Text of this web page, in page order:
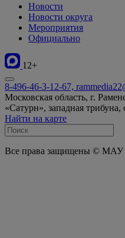
Новости
Новости округа
Мероприятия
Официально
12+
8-496-46-3-12-67,
Московская область, г.
«Сатурн», западная трибуна,
Найти на карте
Все права защищены © МАУ